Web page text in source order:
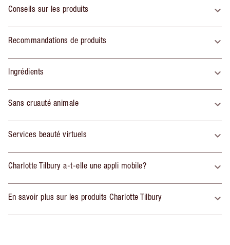
Conseils sur les produits
Recommandations de produits
Ingrédients
Sans cruauté animale
Services beauté virtuels
Charlotte Tilbury a-t-elle une appli mobile?
En savoir plus sur les produits Charlotte Tilbury